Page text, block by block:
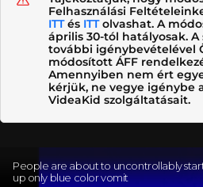
Felhasználási
ITTés ITTolvashat. A
április 30-tól hatályosak.
további igénybevételével
módosított ÁFF
Amennyiben nem ért
kérjük, ne vegye igénybe
VideaKid szolgáltatásait.